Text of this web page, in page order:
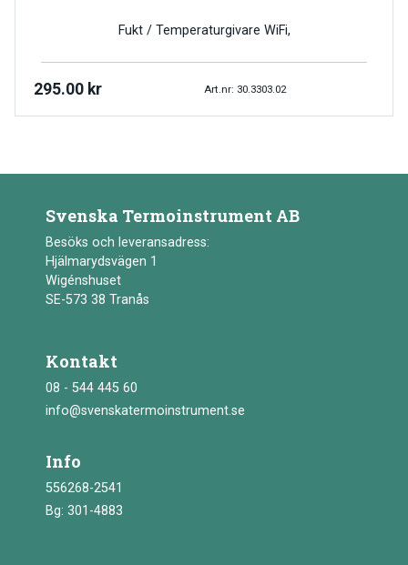
Fukt / Temperaturgivare WiFi,
295.00 kr Art.nr: 30.3303.02
Svenska Termoinstrument AB
Besöks och leveransadress:
Hjälmarydsvägen 1
Wigénshuset
SE-573 38 Tranås
Kontakt
08 - 544 445 60
info@svenskatermoinstrument.se
Info
556268-2541
Bg: 301-4883